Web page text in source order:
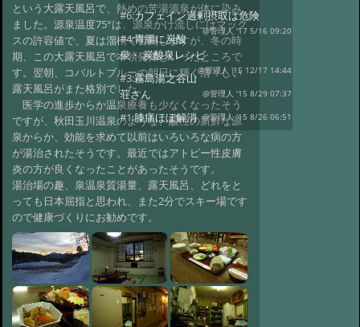
という大露天風呂で、熱めの苦湯源泉が体に染み
ました。源泉温度75°は、源泉かけ流しにはマック
スの許容値で、夏は溜枡で苦闘しますが、冬の時
期、この大露天風呂で本領発揮といったところで
す。翌朝、コバルトブルーの朝日に輝く清々しい
露天風呂がまた格別でした。
医学の進歩からか温泉療養も少なくなったそう
ですが、秋田玉川温泉のような、酸性の新鮮な源
泉からか、効能を求めて以前はいろいろな病の方
が湯治されたそうです。最近ではアトピー性皮膚
炎の方が良くなったことがあったそうです。
湯治場の趣、泉温泉質湯量、露天風呂、どれをと
っても日本屈指と思われ、また2分でスキー場です
ので健康づくりにお勧めです。
#6:カフェイン過剰摂取は危険
@管理人 '17 5/16 09:20
#4:胃腸に炭酸
泉・ 炭酸泉レシピ
@管理人 '15 12/17 14:44
#3:霧島湯之谷山
荘さん
@管理人 '15 8/29 07:37
#1:膝痛ほぼ解消 @管理人 '15 8/26 06:51